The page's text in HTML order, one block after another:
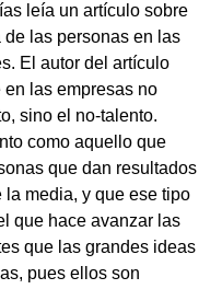
leía un artículo sobre
de las personas en las
El autor del artículo
las empresas no
sino el no-talento.
como aquello que
que dan resultados
la media, y que ese tipo
que hace avanzar las
que las grandes ideas
pues ellos son